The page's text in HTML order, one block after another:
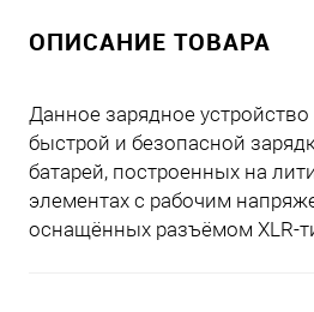
ОПИСАНИЕ ТОВАРА
Данное зарядное
быстрой и безопасной
батарей, построенных на
элементах с рабочим
оснащённых разъёмом XLR-